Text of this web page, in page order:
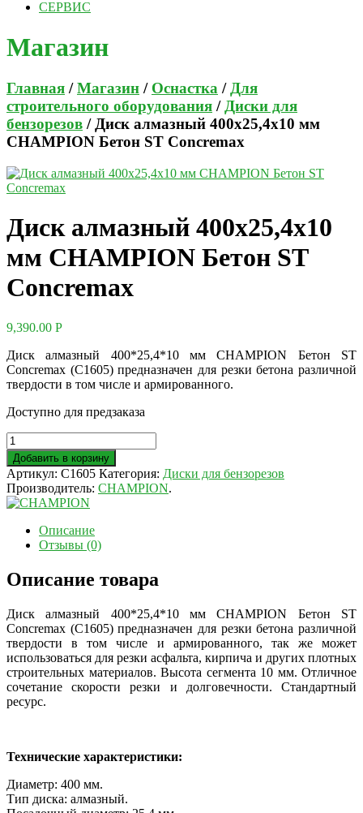
СЕРВИС
Магазин
Главная /Магазин / Оснастка /Для
строительного оборудования /Диски для
бензорезов / Диск алмазный 400х25,4х10 мм
CHAMPION Бетон ST Concremax
Диск алмазный 400х25,4х10
мм CHAMPION Бетон ST
Concremax
9,390.00 Р
Диск алмазный 400*25,4*10 мм CHAMPION Бетон ST
Concremax (C1605) предназначен для резки бетона различной
твердости в том числе и армированного.
Доступно для предзаказа
Добавить в корзину
Артикул: C1605 Категория: Диски для бензорезов
Производитель: CHAMPION.
Описание
Отзывы (0)
Описание товара
Диск алмазный 400*25,4*10 мм CHAMPION Бетон ST
Concremax (C1605) предназначен для резки бетона различной
твердости в том числе и армированного, так же может
использоваться для резки асфальта, кирпича и других плотных
строительных материалов. Высота сегмента 10 мм. Отличное
сочетание скорости резки и долговечности. Стандартный
ресурс.
Технические характеристики:
Диаметр: 400 мм.
Тип диска: алмазный.